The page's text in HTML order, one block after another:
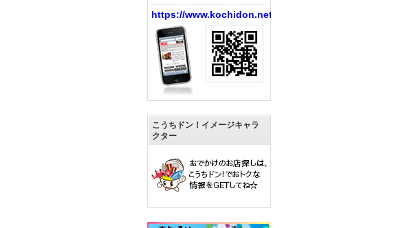
https://www.kochidon.net/
こうちドン！イメージキャラ
クター